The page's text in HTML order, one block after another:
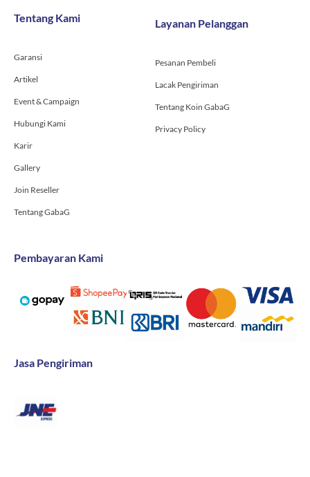
o
f
g
r
Tentang Kami
Garansi
Artikel
Event & Campaign
Hubungi Kami
Karir
Gallery
Join Reseller
Tentang GabaG
Layanan Pelanggan
Pesanan Pembeli
Lacak Pengiriman
Tentang Koin GabaG
Privacy Policy
Pembayaran Kami
Jasa Pengiriman